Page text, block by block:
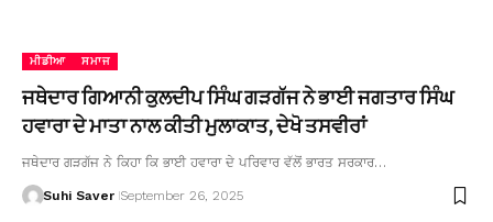
ਮੀਡੀਆ ਸਮਾਜ
ਜਥੇਦਾਰ ਗਿਆਨੀ ਕੁਲਦੀਪ ਸਿੰਘ ਗੜਗੱਜ ਨੇ ਭਾਈ ਜਗਤਾਰ ਸਿੰਘ
ਹਵਾਰਾ ਦੇ ਮਾਤਾ ਨਾਲ ਕੀਤੀ ਮੁਲਾਕਾਤ, ਦੇਖੋ ਤਸਵੀਰਾਂ
ਜਥੇਦਾਰ ਗੜਗੱਜ ਨੇ ਕਿਹਾ ਕਿ ਭਾਈ ਹਵਾਰਾ ਦੇ ਪਰਿਵਾਰ ਵੱਲੋਂ ਭਾਰਤ ਸਰਕਾਰ…
Suhi Saver September 26, 2025